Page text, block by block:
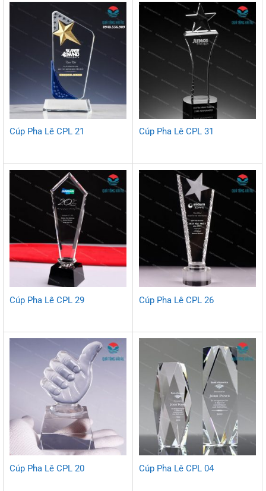
Cúp Pha Lê CPL 21 Cúp Pha Lê CPL 31
Cúp Pha Lê CPL 29 Cúp Pha Lê CPL 26
Cúp Pha Lê CPL 20 Cúp Pha Lê CPL 04